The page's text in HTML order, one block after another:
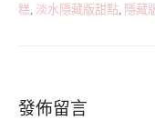
糕, 淡水隱藏版甜點, 隱藏
發佈留言